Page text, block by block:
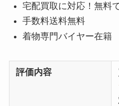
宅配買取に対応！無料
手数料送料無料
着物専門バイヤー在籍
評価内容